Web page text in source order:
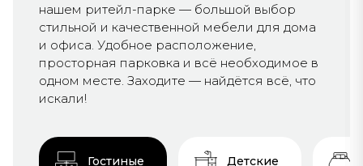
нашем ритейл-парке — большой выбор
стильной и качественной мебели для дома
и офиса. Удобное расположение,
просторная парковка и всё необходимое в
одном месте. Заходите — найдётся всё, что
искали!
Гостиные Детские